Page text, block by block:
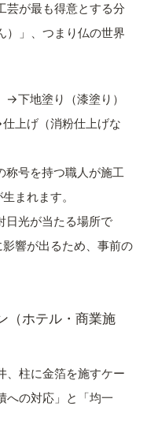
芸が最も得意とする分
）」、つまり仏の世界
→下地塗り（漆塗り）
上げ（消粉仕上げな
称号を持つ職人が施工
まれます。
日光が当たる場所で
響が出るため、事前の
（ホテル・商業施
、柱に金箔を施すケー
への対応」と「均一